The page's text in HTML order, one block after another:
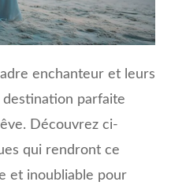
enchanteur et leurs
destination parfaite
Découvrez ci-
qui rendront ce
et inoubliable pour